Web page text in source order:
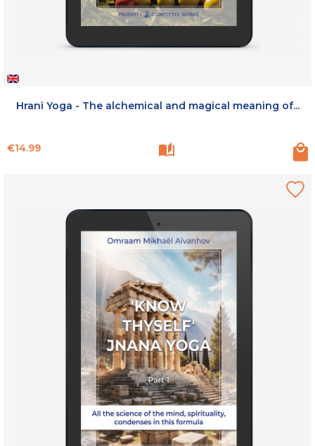
Hrani Yoga - The alchemical and magical meaning of...
Price
€14.99